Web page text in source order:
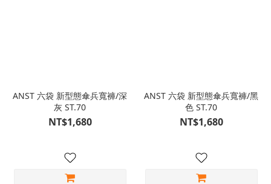
ANST 六袋 新型態傘兵寬褲/深
灰 ST.70
NT$1,680
ANST 六袋 新型態傘兵寬褲/黑
色 ST.70
NT$1,680